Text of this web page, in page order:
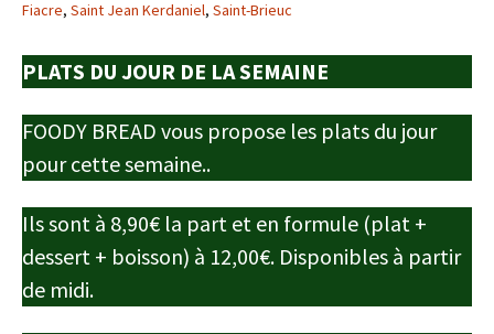
Fiacre, Saint Jean Kerdaniel, Saint-Brieuc
PLATS DU JOUR DE LA SEMAINE
FOODY BREAD vous propose les plats du jour
pour cette semaine..
Ils sont à 8,90€ la part et en formule (plat +
dessert + boisson) à 12,00€. Disponibles à partir
de midi.